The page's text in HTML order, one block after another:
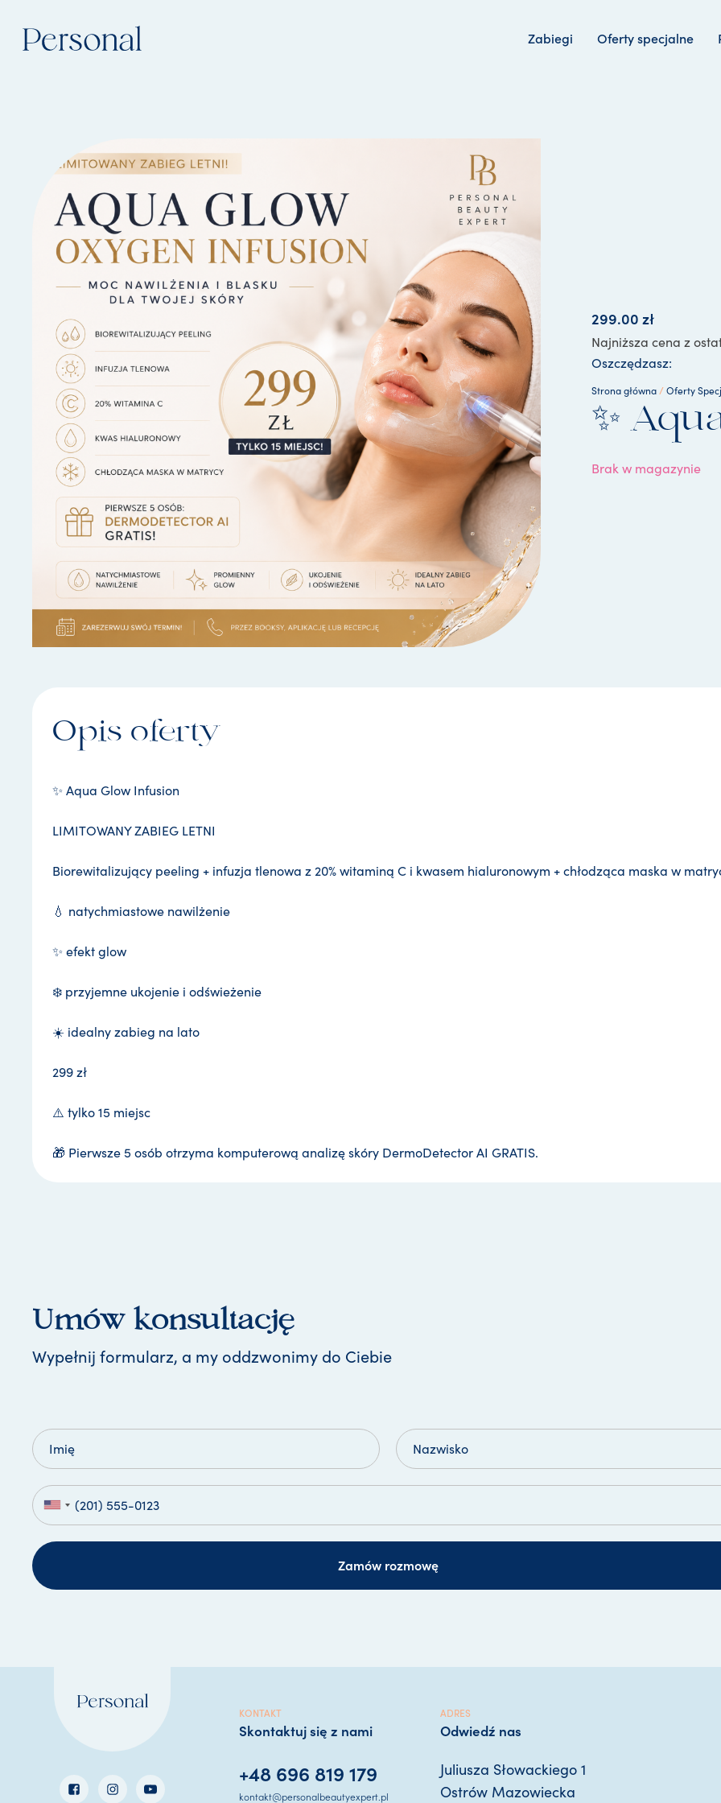
Zabiegi Oferty specjalne
299.00zł
Najniższa cena z
Oszczędzasz:
Strona główna /Oferty
✨
Brak w magazynie
Opis oferty
✨ Aqua Glow Infusion
LIMITOWANY ZABIEG LETNI
Biorewitalizujący peeling + infuzja tlenowa z 20% witaminą C i kwasem hialuronowym + chłodząca maska w
💧 natychmiastowe nawilżenie
✨ efekt glow
❄️ przyjemne ukojenie i odświeżenie
☀️ idealny zabieg na lato
299 zł
⚠️ tylko 15 miejsc
🎁 Pierwsze 5 osób otrzyma komputerową analizę skóry DermoDetector AI GRATIS.
Umów konsultację
Wypełnij formularz, a my oddzwonimy do Ciebie
Zamów rozmowę
KONTAKT
Skontaktuj się z nami
+48 696 819 179
kontakt@personalbeautyexpert.pl
ADRES
Odwiedź nas
Juliusza Słowackiego 1
Ostrów Mazowiecka